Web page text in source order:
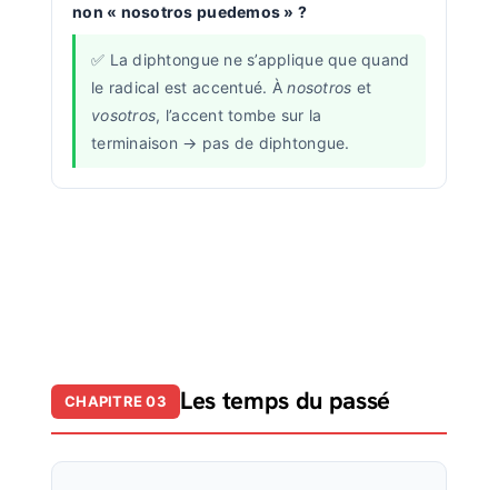
non « nosotros puedemos » ?
La diphtongue ne s’applique que quand
le radical est accentué. Ànosotros et
vosotros, l’accent tombe sur la
terminaison → pas de diphtongue.
CHAPITRE 03 Les temps du passé